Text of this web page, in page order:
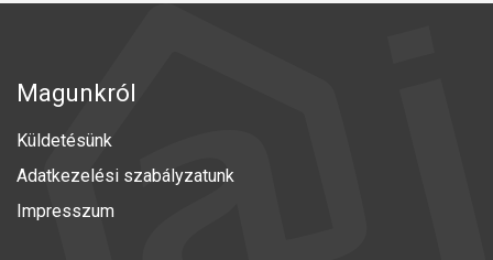
Magunkról
Küldetésünk
Adatkezelési szabályzatunk
Impresszum